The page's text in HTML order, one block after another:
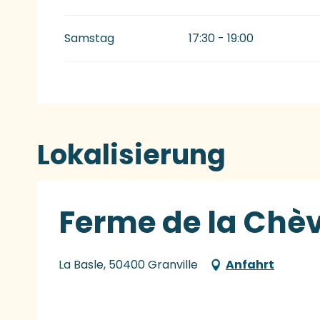
Samstag 17:30 - 19:00
Lokalisierung
Ferme de la
La Basle, 50400 Granville Anfahrt